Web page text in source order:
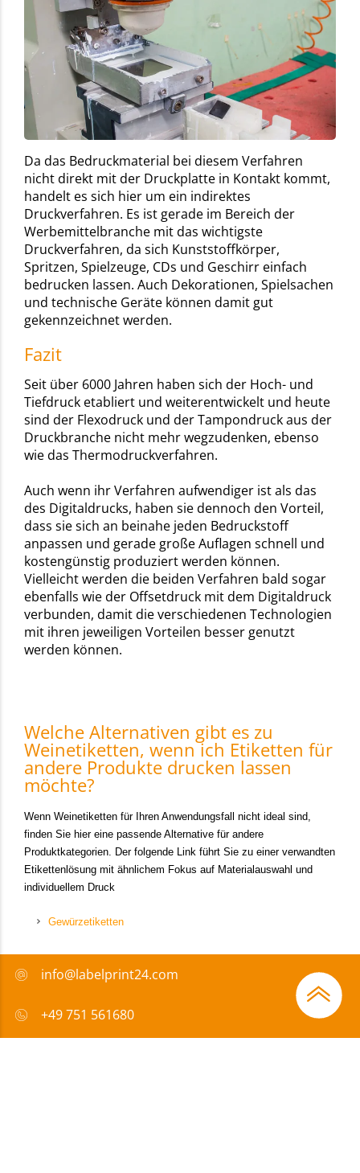
Da das Bedruckmaterial bei diesem Verfahren
nicht direkt mit der Druckplatte in Kontakt kommt,
handelt es sich hier um ein indirektes
Druckverfahren. Es ist gerade im Bereich der
Werbemittelbranche mit das wichtigste
Druckverfahren, da sich Kunststoffkörper,
Spritzen, Spielzeuge, CDs und Geschirr einfach
bedrucken lassen. Auch Dekorationen, Spielsachen
und technische Geräte können damit gut
gekennzeichnet werden.
Fazit
Seit über 6000 Jahren haben sich der Hoch- und
Tiefdruck etabliert und weiterentwickelt und heute
sind der Flexodruck und der Tampondruck aus der
Druckbranche nicht mehr wegzudenken, ebenso
wie das Thermodruckverfahren.
Auch wenn ihr Verfahren aufwendiger ist als das
des Digitaldrucks, haben sie dennoch den Vorteil,
dass sie sich an beinahe jeden Bedruckstoff
anpassen und gerade große Auflagen schnell und
kostengünstig produziert werden können.
Vielleicht werden die beiden Verfahren bald sogar
ebenfalls wie der Offsetdruck mit dem Digitaldruck
verbunden, damit die verschiedenen Technologien
mit ihren jeweiligen Vorteilen besser genutzt
werden können.
Welche Alternativen gibt es zu
Weinetiketten, wenn ich Etiketten für
andere Produkte drucken lassen
möchte?
Wenn Weinetiketten für Ihren Anwendungsfall nicht ideal sind,
finden Sie hier eine passende Alternative für andere
Produktkategorien. Der folgende Link führt Sie zu einer verwandten
Etikettenlösung mit ähnlichem Fokus auf Materialauswahl und
individuellem Druck
Gewürzetiketten
info@labelprint24.com
+49 751 561680